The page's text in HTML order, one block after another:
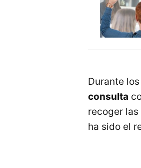
Durante
consulta
recoger
ha sido el